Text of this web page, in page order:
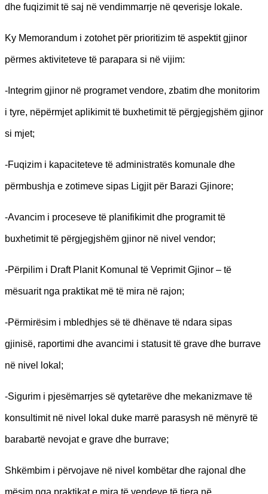
dhe fuqizimit të saj në vendimmarrje në qeverisje lokale.
Ky Memorandum i zotohet për prioritizim të aspektit gjinor
përmes aktiviteteve të parapara si në vijim:
-Integrim gjinor në programet vendore, zbatim dhe monitorim
i tyre, nëpërmjet aplikimit të buxhetimit të përgjegjshëm gjinor
si mjet;
-Fuqizim i kapaciteteve të administratës komunale dhe
përmbushja e zotimeve sipas Ligjit për Barazi Gjinore;
-Avancim i proceseve të planifikimit dhe programit të
buxhetimit të përgjegjshëm gjinor në nivel vendor;
-Përpilim i Draft Planit Komunal të Veprimit Gjinor – të
mësuarit nga praktikat më të mira në rajon;
-Përmirësim i mbledhjes së të dhënave të ndara sipas
gjinisë, raportimi dhe avancimi i statusit të grave dhe burrave
në nivel lokal;
-Sigurim i pjesëmarrjes së qytetarëve dhe mekanizmave të
konsultimit në nivel lokal duke marrë parasysh në mënyrë të
barabartë nevojat e grave dhe burrave;
Shkëmbim i përvojave në nivel kombëtar dhe rajonal dhe
mësim nga praktikat e mira të vendeve të tjera në